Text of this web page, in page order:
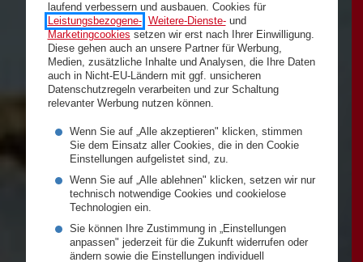
laufend verbessern und ausbauen. Cookies für
Leistungsbezogene-, Weitere-Dienste-und
Marketingcookies setzen wir erst nach Ihrer Einwilligung.
Diese gehen auch an unsere Partner für Werbung,
Medien, zusätzliche Inhalte und Analysen, die Ihre Daten
auch in Nicht-EU-Ländern mit ggf. unsicheren
Datenschutzregeln verarbeiten und zur Schaltung
relevanter Werbung nutzen können.
Wenn Sie auf „Alle akzeptieren" klicken, stimmen
Sie dem Einsatz aller Cookies, die in den Cookie
Einstellungen aufgelistet sind, zu.
Wenn Sie auf „Alle ablehnen" klicken, setzen wir nur
technisch notwendige Cookies und cookielose
Technologien ein.
Sie können Ihre Zustimmung in „Einstellungen
anpassen" jederzeit für die Zukunft widerrufen oder
ändern sowie die Einstellungen individuell